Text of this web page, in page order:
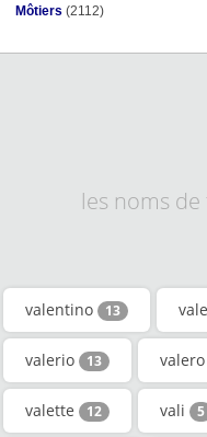
Môtiers (2112)
les noms
valentino 13
valerio 13 valero
valette 12 vali 5